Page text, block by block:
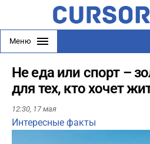
Меню
Не еда или спорт –
для тех, кто хочет
12:30, 17 мая
Интересные факты